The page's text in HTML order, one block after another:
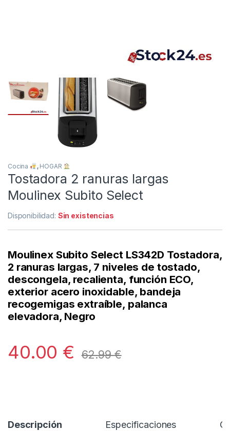
Cocina , HOGAR
Tostadora 2 ranuras largas
Moulinex Subito Select
Disponibilidad: Sin existencias
Moulinex Subito Select LS342D Tostadora,
2 ranuras largas, 7 niveles de tostado,
descongela, recalienta, función ECO,
exterior acero inoxidable, bandeja
recogemigas extraíble, palanca
elevadora, Negro
40.00 € 62.99€
Descripción Especificaciones